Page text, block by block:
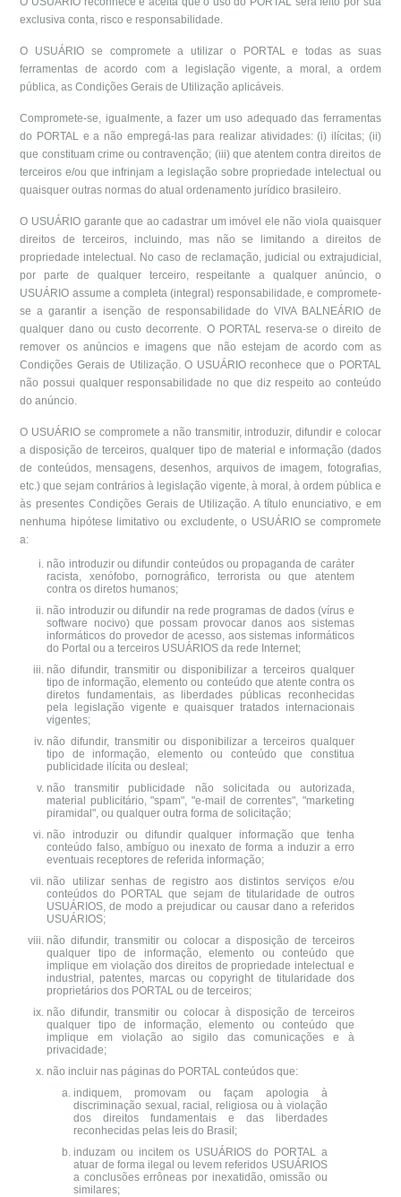
exclusiva conta, risco e responsabilidade.
O USUÁRIO se compromete a utilizar o PORTAL e todas as suas
ferramentas de acordo com a legislação vigente, a moral, a ordem
pública, as Condições Gerais de Utilização aplicáveis.
Compromete-se, igualmente, a fazer um uso adequado das ferramentas
do PORTAL e a não empregá-las para realizar atividades: (i) ilícitas; (ii)
que constituam crime ou contravenção; (iii) que atentem contra direitos de
terceiros e/ou que infrinjam a legislação sobre propriedade intelectual ou
quaisquer outras normas do atual ordenamento jurídico brasileiro.
O USUÁRIO garante que ao cadastrar um imóvel ele não viola quaisquer
direitos de terceiros, incluindo, mas não se limitando a direitos de
propriedade intelectual. No caso de reclamação, judicial ou extrajudicial,
por parte de qualquer terceiro, respeitante a qualquer anúncio, o
USUÁRIO assume a completa (integral) responsabilidade, e compromete-
se a garantir a isenção de responsabilidade do VIVA BALNEÁRIO de
qualquer dano ou custo decorrente. O PORTAL reserva-se o direito de
remover os anúncios e imagens que não estejam de acordo com as
Condições Gerais de Utilização. O USUÁRIO reconhece que o PORTAL
não possui qualquer responsabilidade no que diz respeito ao conteúdo
do anúncio.
O USUÁRIO se compromete a não transmitir, introduzir, difundir e colocar
a disposição de terceiros, qualquer tipo de material e informação (dados
de conteúdos, mensagens, desenhos, arquivos de imagem, fotografias,
etc.) que sejam contrários à legislação vigente, à moral, à ordem pública e
às presentes Condições Gerais de Utilização. A título enunciativo, e em
nenhuma hipótese limitativo ou excludente, o USUÁRIO se compromete
a:
não introduzir ou difundir conteúdos ou propaganda de caráter
racista, xenófobo, pornográfico, terrorista ou que atentem
contra os diretos humanos;
não introduzir ou difundir na rede programas de dados (vírus e
software nocivo) que possam provocar danos aos sistemas
informáticos do provedor de acesso, aos sistemas informáticos
do Portal ou a terceiros USUÁRIOS da rede Internet;
não difundir, transmitir ou disponibilizar a terceiros qualquer
tipo de informação, elemento ou conteúdo que atente contra os
diretos fundamentais, as liberdades públicas reconhecidas
pela legislação vigente e quaisquer tratados internacionais
vigentes;
não difundir, transmitir ou disponibilizar a terceiros qualquer
tipo de informação, elemento ou conteúdo que constitua
publicidade ilícita ou desleal;
não transmitir publicidade não solicitada ou autorizada,
material publicitário, "spam", "e-mail de correntes", "marketing
piramidal", ou qualquer outra forma de solicitação;
não introduzir ou difundir qualquer informação que tenha
conteúdo falso, ambíguo ou inexato de forma a induzir a erro
eventuais receptores de referida informação;
não utilizar senhas de registro aos distintos serviços e/ou
conteúdos do PORTAL que sejam de titularidade de outros
USUÁRIOS, de modo a prejudicar ou causar dano a referidos
USUÁRIOS;
não difundir, transmitir ou colocar a disposição de terceiros
qualquer tipo de informação, elemento ou conteúdo que
implique em violação dos direitos de propriedade intelectual e
industrial, patentes, marcas ou copyright de titularidade dos
proprietários dos PORTAL ou de terceiros;
não difundir, transmitir ou colocar à disposição de terceiros
qualquer tipo de informação, elemento ou conteúdo que
implique em violação ao sigilo das comunicações e à
privacidade;
não incluir nas páginas do PORTAL conteúdos que:
indiquem, promovam ou façam apologia à
discriminação sexual, racial, religiosa ou à violação
dos direitos fundamentais e das liberdades
reconhecidas pelas leis do Brasil;
induzam ou incitem os USUÁRIOS do PORTAL a
atuar de forma ilegal ou levem referidos USUÁRIOS
a conclusões errôneas por inexatidão, omissão ou
similares;